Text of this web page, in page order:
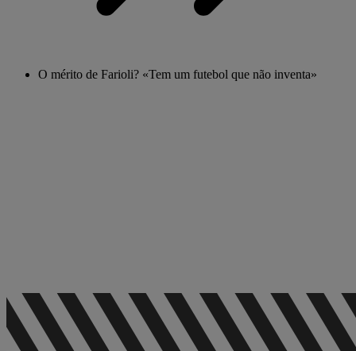
O mérito de Farioli? «Tem um futebol que não inventa»